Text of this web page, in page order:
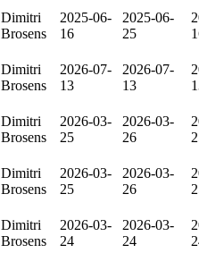
Dimitri
Brosens
2025-06-
16
2025-06-
25
Dimitri
Brosens
2026-07-
13
2026-07-
13
Dimitri
Brosens
2026-03-
25
2026-03-
26
Dimitri
Brosens
2026-03-
25
2026-03-
26
Dimitri
Brosens
2026-03-
24
2026-03-
24